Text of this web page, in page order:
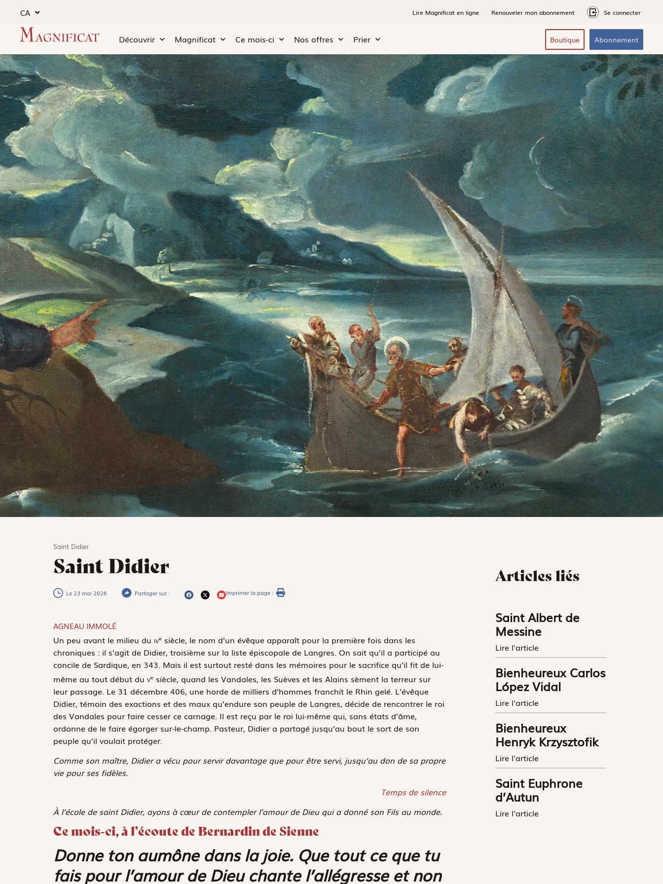
CA Lire Magnificat en ligne Renouveler mon abonnement Se connecter
Découvrir Magnificat Ce mois-ci Nos offres Prier Boutique Abonnement
Saint Didier
Saint Didier
Le 23 mai 2026 Partager sur : Imprimer la page :
AGNEAU IMMOLÉ
Un peu avant le milieu du ive siècle, le nom d’un évêque apparaît pour la première fois dans les
chroniques : il s’agit de Didier, troisième sur la liste épiscopale de Langres. On sait qu’il a participé au
concile de Sardique, en 343. Mais il est surtout resté dans les mémoires pour le sacrifice qu’il fit de lui-
même au tout début du ve siècle, quand les Vandales, les Suèves et les Alains sèment la terreur sur
leur passage. Le 31 décembre 406, une horde de milliers d’hommes franchit le Rhin gelé. L’évêque
Didier, témoin des exactions et des maux qu’endure son peuple de Langres, décide de rencontrer le roi
des Vandales pour faire cesser ce carnage. Il est reçu par le roi lui-même qui, sans états d’âme,
ordonne de le faire égorger sur-le-champ. Pasteur, Didier a partagé jusqu’au bout le sort de son
peuple qu’il voulait protéger.
Comme son maître, Didier a vécu pour servir davantage que pour être servi, jusqu’au don de sa propre
vie pour ses fidèles.
Temps de silence
À l’école de saint Didier, ayons à cœur de contempler l’amour de Dieu qui a donné son Fils au monde.
Ce mois-ci, à l’écoute de Bernardin de Sienne
Donne ton aumône dans la joie. Que tout ce que tu
fais pour l’amour de Dieu chante l’allégresse et non
Articles liés
Saint Albert de
Messine
Lire l'article
Bienheureux Carlos
López Vidal
Lire l'article
Bienheureux
Henryk Krzysztofik
Lire l'article
Saint Euphrone
d’Autun
Lire l'article